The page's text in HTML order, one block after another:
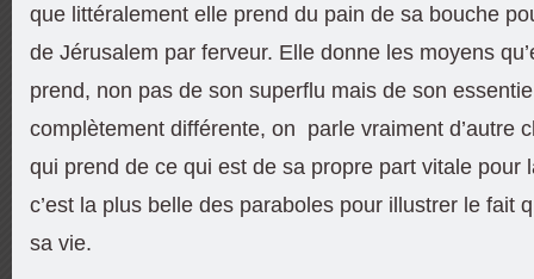
que littéralement elle prend du pain de sa bouche
de Jérusalem par ferveur. Elle donne les moyens
prend, non pas de son superflu mais de son
complètement différente, on parle vraiment d’autre
qui prend de ce qui est de sa propre part vitale pour
c’est la plus belle des paraboles pour illustrer le fait
sa vie.